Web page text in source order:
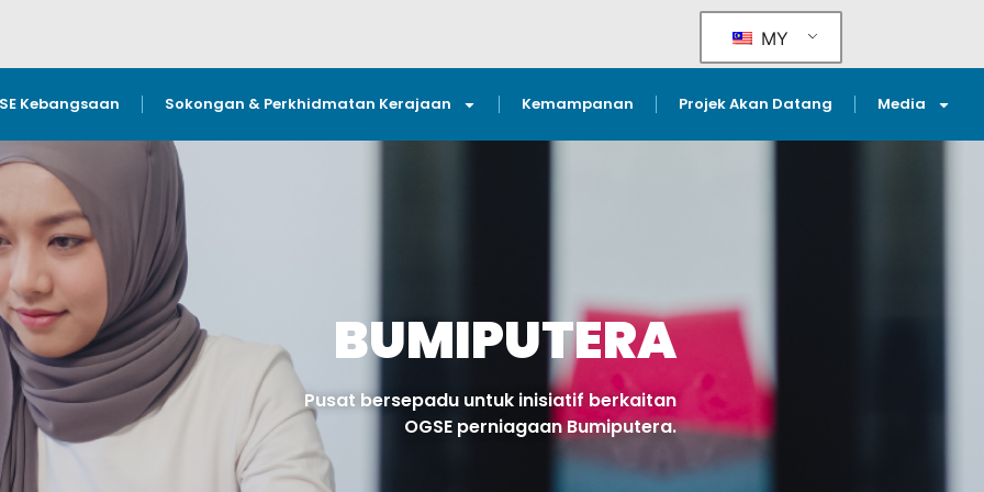
MY
Kebangsaan Sokongan & Perkhidmatan Kerajaan Kemampanan Projek Akan Datang Media
BUMIPUTERA
Pusat bersepadu untuk inisiatif berkaitan
OGSE perniagaan Bumiputera.